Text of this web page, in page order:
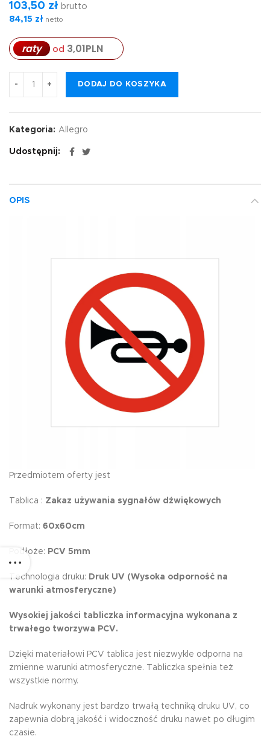
103,50 zł brutto
84,15 zł netto
raty od 3,01PLN
DODAJ DO KOSZYKA
Kategoria: Allegro
Udostępnij
OPIS
Przedmiotem oferty jest
Tablica : Zakaz używania sygnałów dźwiękowych
Format: 60x60cm
Podłoże: PCV 5mm
Technologia druku: Druk UV (Wysoka odporność na
warunki atmosferyczne)
Wysokiej jakości tabliczka informacyjna wykonana z
trwałego tworzywa PCV.
Dzięki materiałowi PCV tablica jest niezwykle odporna na
zmienne warunki atmosferyczne. Tabliczka spełnia też
wszystkie normy.
Nadruk wykonany jest bardzo trwałą techniką druku UV, co
zapewnia dobrą jakość i widoczność druku nawet po długim
czasie.